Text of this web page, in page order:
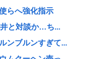
らへ強化指示
井と対談か…ち...
ンブルンすぎて...